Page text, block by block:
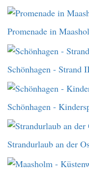
Promenade in
Schönhagen - Strand
Schönhagen -
Strandurlaub an der